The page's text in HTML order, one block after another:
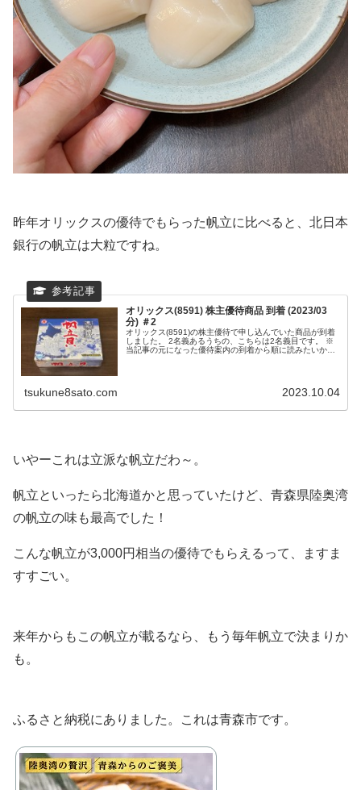
昨年オリックスの優待でもらった帆立に比べると、北日本
銀行の帆立は大粒ですね。
オリックス(8591) 株主優待商品 到着 (2023/03
分) ＃2
オリックス(8591)の株主優待で申し込んでいた商品が到着
しました。 2名義あるうちの、こちらは2名義目です。 ※
当記事の元になった優待案内の到着から順に読みたいかた
tsukune8sato.com 2023.10.04
いやーこれは立派な帆立だわ～。
帆立といったら北海道かと思っていたけど、青森県陸奥湾
の帆立の味も最高でした！
こんな帆立が3,000円相当の優待でもらえるって、ますま
すすごい。
来年からもこの帆立が載るなら、もう毎年帆立で決まりか
も。
ふるさと納税にありました。これは青森市です。